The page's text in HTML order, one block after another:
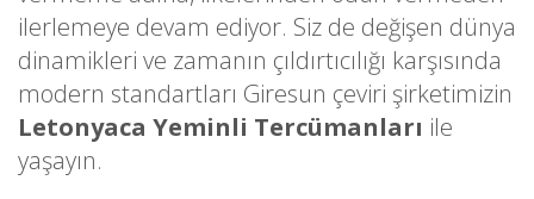
ilerlemeye devam ediyor. Siz de değişen dünya
dinamikleri ve zamanın çıldırtıcılığı karşısında
modern standartları Giresun çeviri şirketimizin
Letonyaca Yeminli Tercümanları ile
yaşayın.